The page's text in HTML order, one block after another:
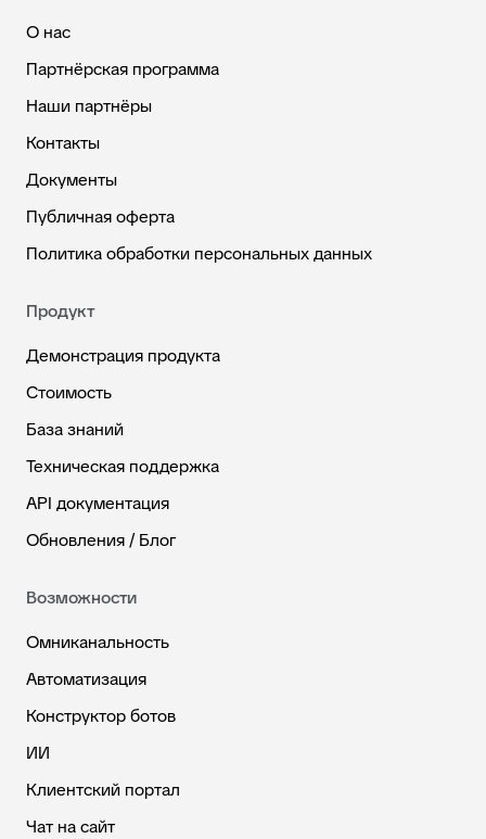
О нас
Партнёрская программа
Наши партнёры
Контакты
Документы
Публичная оферта
Политика обработки персональных данных
Продукт
Демонстрация продукта
Стоимость
База знаний
Техническая поддержка
API документация
Обновления / Блог
Возможности
Омниканальность
Автоматизация
Конструктор ботов
ИИ
Клиентский портал
Чат на сайт